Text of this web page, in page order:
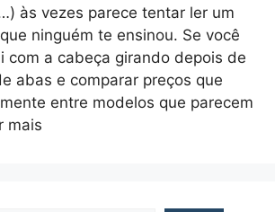
às vezes parece tentar ler um
ninguém te ensinou. Se você
com a cabeça girando depois de
abas e comparar preços que
entre modelos que parecem
mais